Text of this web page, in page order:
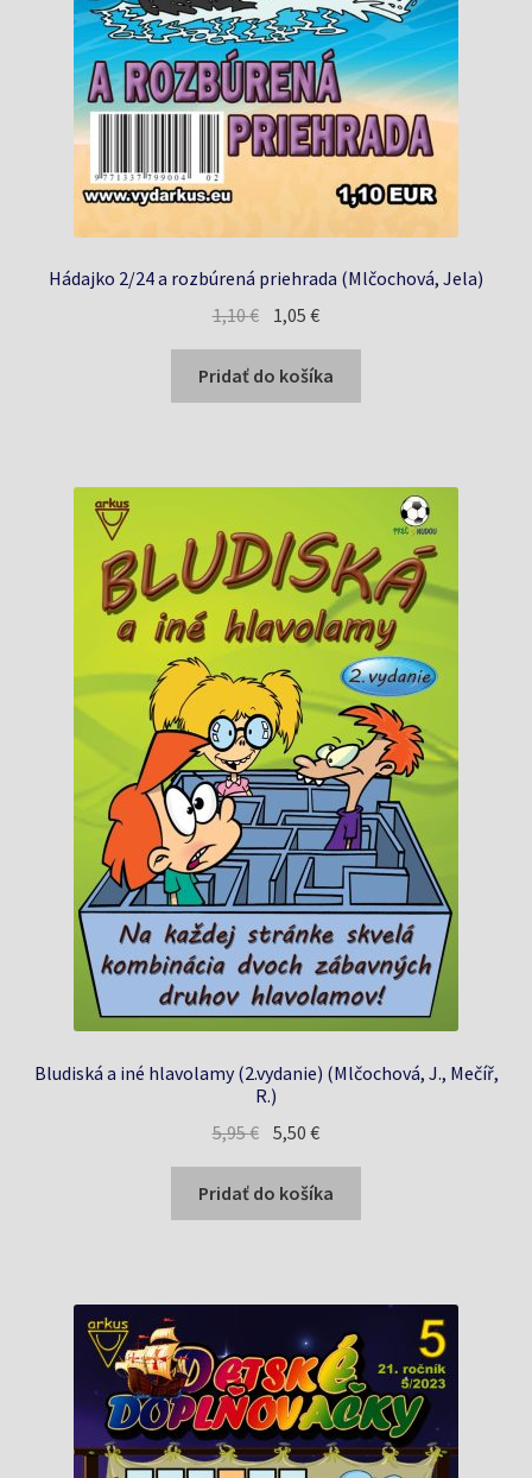
Hádajko 2/24 a rozbúrená priehrada (Mlčochová, Jela)
1,10€ Pôvodná
cena
bola:
1,10 €.
1,05€Aktuálna
cena
je:
1,05 €.
Pridať do košíka
Bludiská a iné hlavolamy (2.vydanie) (Mlčochová, J., Mečíř,
R.)
5,95€ Pôvodná
bola:
5,95 €.
5,50€Aktuálna
je:
5,50 €.
Pridať do košíka